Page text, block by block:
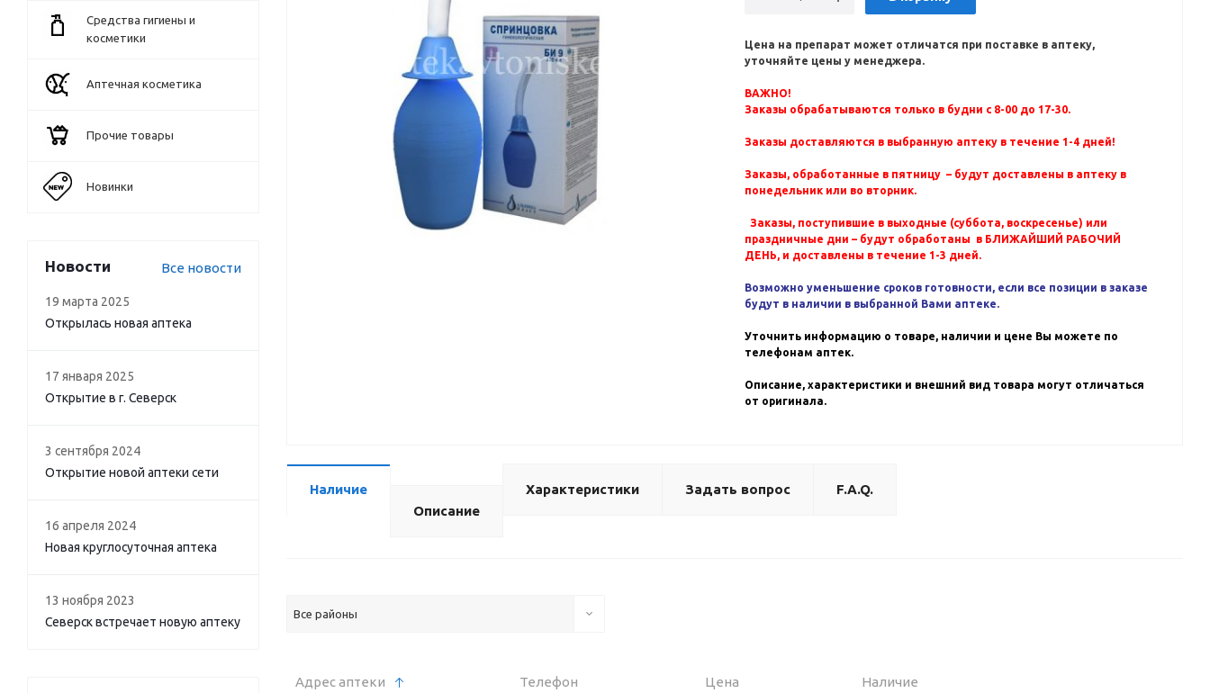
Цена на препарат может отличатся при поставке в аптеку,
уточняйте цены у менеджера.
ВАЖНО!
Заказы обрабатываются только в будни с 8-00 до 17-30.
Заказы доставляются в выбранную аптеку в течение 1-4 дней!
Заказы, обработанные в пятницу – будут доставлены в аптеку в
понедельник или во вторник.
Заказы, поступившие в выходные (суббота, воскресенье) или
праздничные дни – будут обработаны в БЛИЖАЙШИЙ РАБОЧИЙ
ДЕНЬ, и доставлены в течение 1-3 дней.
Возможно уменьшение сроков готовности, если все позиции в заказе
будут в наличии в выбранной Вами аптеке.
Уточнить информацию о товаре, наличии и цене Вы можете по
телефонам аптек.
Описание, характеристики и внешний вид товара могут отличаться
от оригинала.
Наличие
Описание
Характеристики Задать вопрос F.A.Q.
Все районы
Адрес аптеки Телефон Цена Наличие
Средства гигиены и
косметики
Аптечная косметика
Прочие товары
Новинки
Новости Все новости
19 марта 2025
Открылась новая аптека
17 января 2025
Открытие в г. Северск
3 сентября 2024
Открытие новой аптеки сети
16 апреля 2024
Новая круглосуточная аптека
13 ноября 2023
Северск встречает новую аптеку